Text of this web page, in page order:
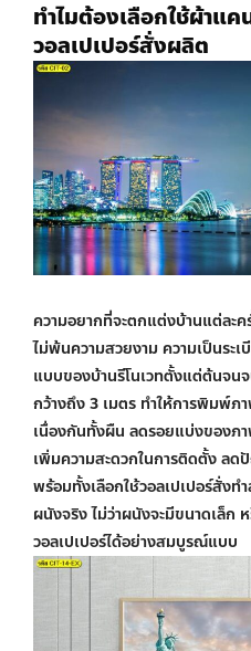
ทำไมต้องเลือกใช้ผ้าแค
วอลเปเปอร์สั่งผลิต
ความอยากที่จะตกแต่งบ้านแต่ละ
ไม่พ้นความสวยงาม ความเป็นระ
แบบของบ้านรีโนเวทตั้งแต่ต้นจน
กว้างถึง 3 เมตร ทำให้การพิมพ์ภ
เนื่องกันทั้งผืน ลดรอยแบ่งของภ
เพิ่มความสะดวกในการติดตั้ง ล
พร้อมทั้งเลือกใช้วอลเปเปอร์สั่งทำ
ผนังจริง ไม่ว่าผนังจะมีขนาดเล็ก
วอลเปเปอร์ได้อย่างสมบูรณ์แบบ